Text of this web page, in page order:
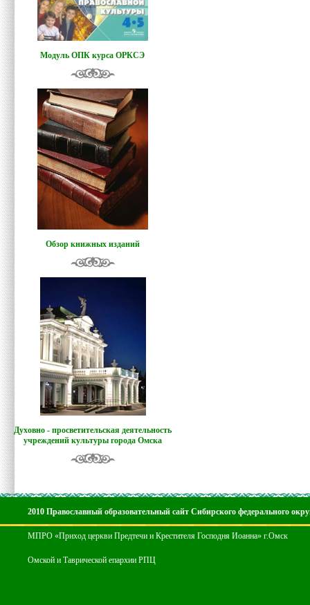
Модуль ОПК курса ОРКСЭ
Обзор книжных изданий
Духовно - просветительская деятельность
учреждений культуры города Омска
2010 Православный образовательный сайт Сибирского федерального
МПРО «Приход церкви Предтечи и Крестителя Господня Иоанна» г.Омск
Омской и Таврической епархии РПЦ